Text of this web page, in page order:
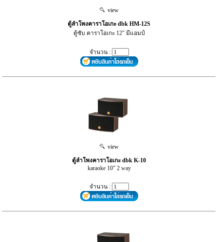
view
ตู้ลำโพงคาราโอเกะ dbk HM-12S
ตู้ซับ คาราโอเกะ 12" มีแอมป์
จำนวน :
view
ตู้ลำโพงคาราโอเกะ dbk K-10
karaoke 10” 2 way
จำนวน :